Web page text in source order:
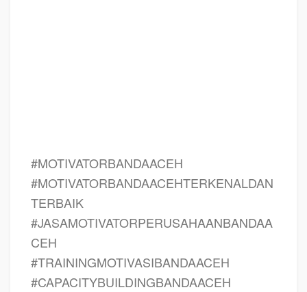
#MOTIVATORBANDAACEH
#MOTIVATORBANDAACEHTERKENALDAN
TERBAIK
#JASAMOTIVATORPERUSAHAANBANDAA
CEH
#TRAININGMOTIVASIBANDAACEH
#CAPACITYBUILDINGBANDAACEH